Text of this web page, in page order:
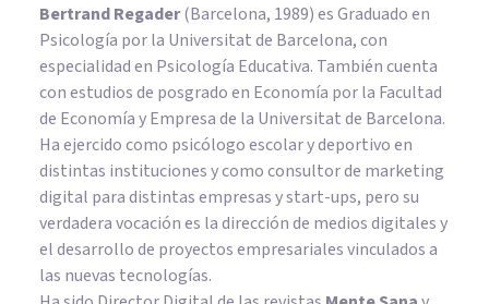
Bertrand Regader(Barcelona, 1989) es Graduado en
Psicología por la Universitat de Barcelona, con
especialidad en Psicología Educativa. También cuenta
con estudios de posgrado en Economía por la Facultad
de Economía y Empresa de la Universitat de Barcelona.
Ha ejercido como psicólogo escolar y deportivo en
distintas instituciones y como consultor de marketing
digital para distintas empresas y start-ups, pero su
verdadera vocación es la dirección de medios digitales y
el desarrollo de proyectos empresariales vinculados a
las nuevas tecnologías.